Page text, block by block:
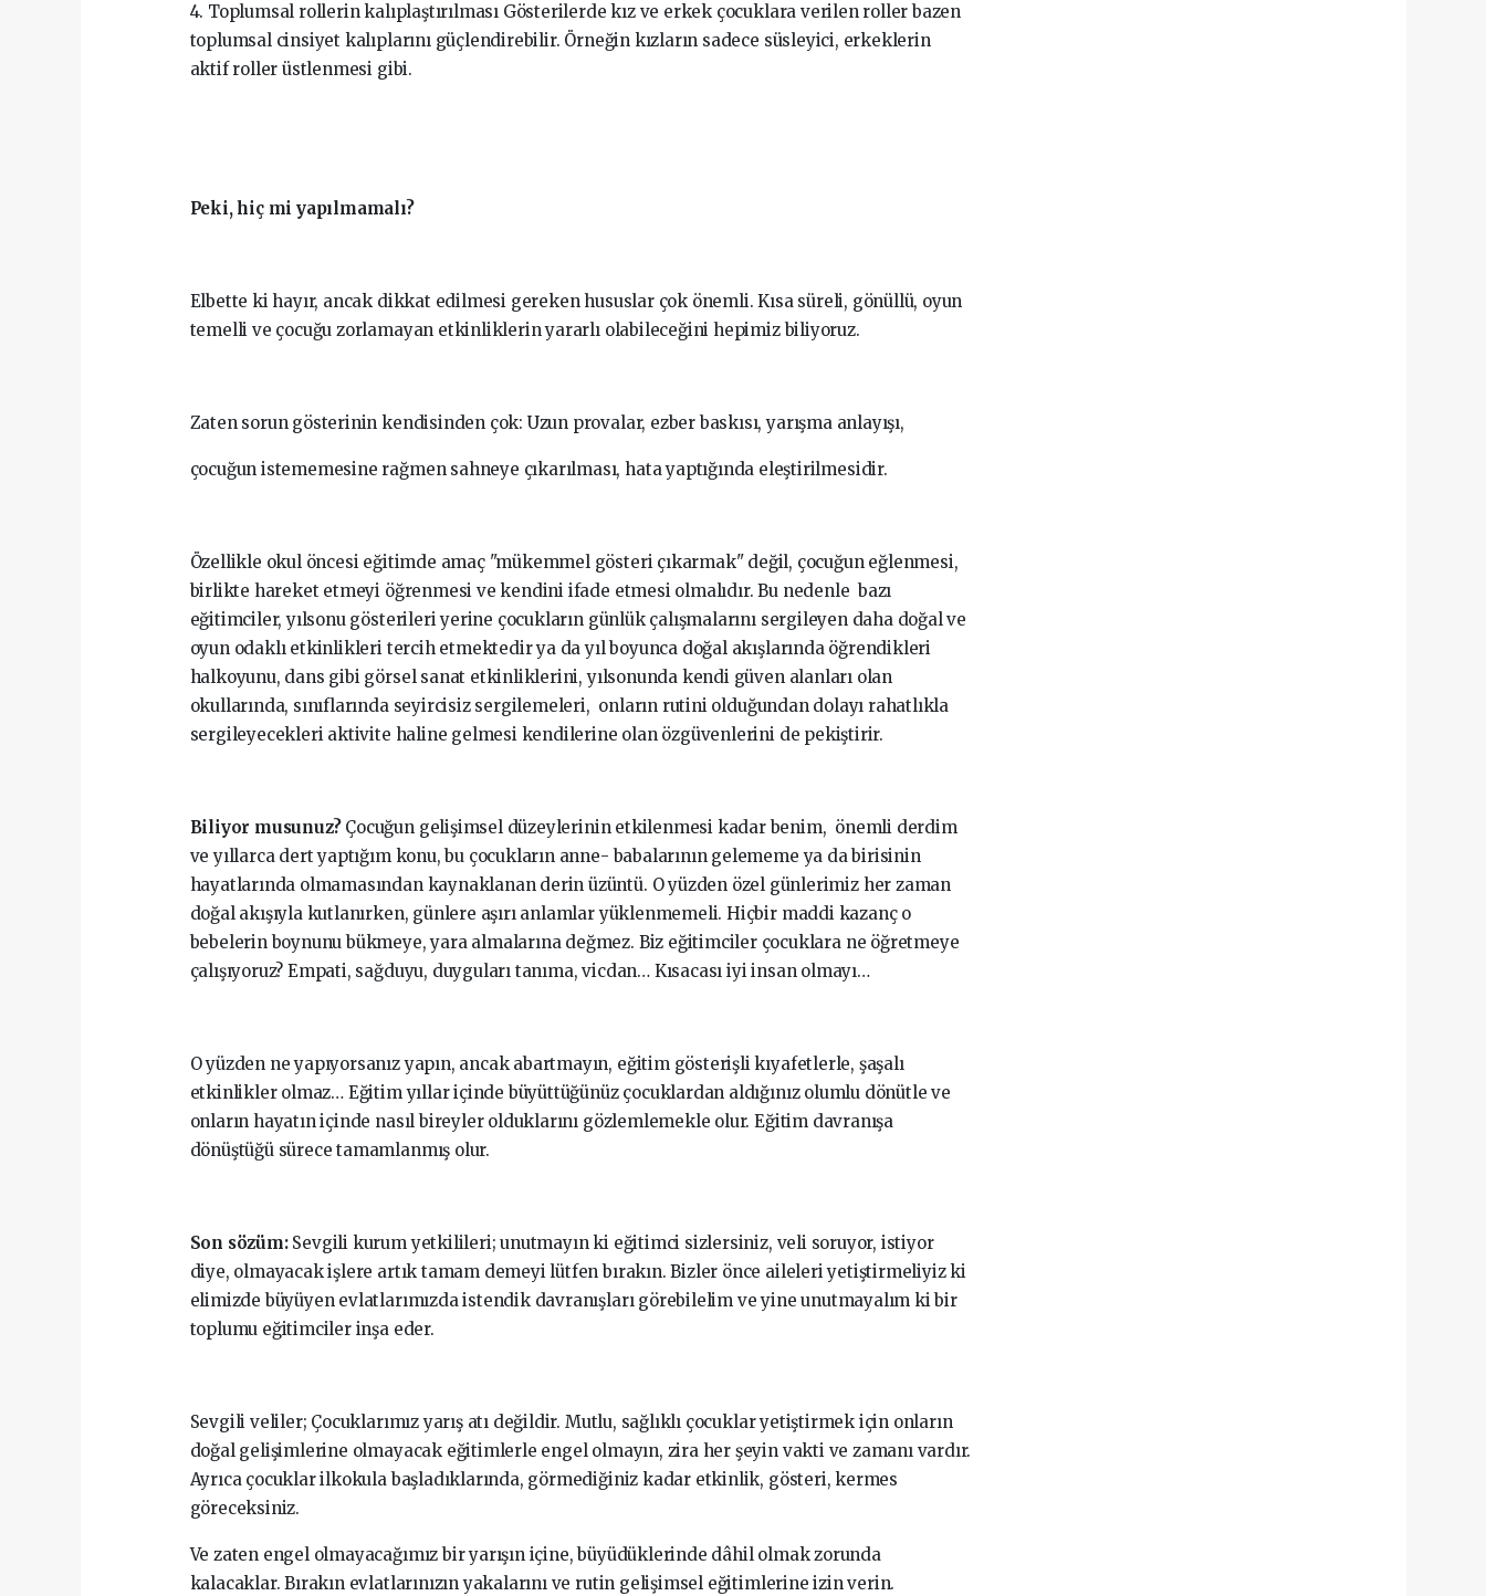
4. Toplumsal rollerin kalıplaştırılması Gösterilerde kız ve erkek çocuklara verilen roller bazen
toplumsal cinsiyet kalıplarını güçlendirebilir. Örneğin kızların sadece süsleyici, erkeklerin
aktif roller üstlenmesi gibi.
Peki, hiç mi yapılmamalı?
Elbette ki hayır, ancak dikkat edilmesi gereken hususlar çok önemli. Kısa süreli, gönüllü, oyun
temelli ve çocuğu zorlamayan etkinliklerin yararlı olabileceğini hepimiz biliyoruz.
Zaten sorun gösterinin kendisinden çok: Uzun provalar, ezber baskısı, yarışma anlayışı,
çocuğun istememesine rağmen sahneye çıkarılması, hata yaptığında eleştirilmesidir.
Özellikle okul öncesi eğitimde amaç "mükemmel gösteri çıkarmak" değil, çocuğun eğlenmesi,
birlikte hareket etmeyi öğrenmesi ve kendini ifade etmesi olmalıdır. Bu nedenle bazı
eğitimciler, yılsonu gösterileri yerine çocukların günlük çalışmalarını sergileyen daha doğal ve
oyun odaklı etkinlikleri tercih etmektedir ya da yıl boyunca doğal akışlarında öğrendikleri
halkoyunu, dans gibi görsel sanat etkinliklerini, yılsonunda kendi güven alanları olan
okullarında, sınıflarında seyircisiz sergilemeleri, onların rutini olduğundan dolayı rahatlıkla
sergileyecekleri aktivite haline gelmesi kendilerine olan özgüvenlerini de pekiştirir.
Biliyor musunuz?Çocuğun gelişimsel düzeylerinin etkilenmesi kadar benim, önemli derdim
ve yıllarca dert yaptığım konu, bu çocukların anne- babalarının gelememe ya da birisinin
hayatlarında olmamasından kaynaklanan derin üzüntü. O yüzden özel günlerimiz her zaman
doğal akışıyla kutlanırken, günlere aşırı anlamlar yüklenmemeli. Hiçbir maddi kazanç o
bebelerin boynunu bükmeye, yara almalarına değmez. Biz eğitimciler çocuklara ne öğretmeye
çalışıyoruz? Empati, sağduyu, duyguları tanıma, vicdan… Kısacası iyi insan olmayı…
O yüzden ne yapıyorsanız yapın, ancak abartmayın, eğitim gösterişli kıyafetlerle, şaşalı
etkinlikler olmaz… Eğitim yıllar içinde büyüttüğünüz çocuklardan aldığınız olumlu dönütle ve
onların hayatın içinde nasıl bireyler olduklarını gözlemlemekle olur. Eğitim davranışa
dönüştüğü sürece tamamlanmış olur.
Son sözüm:Sevgili kurum yetkilileri; unutmayın ki eğitimci sizlersiniz, veli soruyor, istiyor
diye, olmayacak işlere artık tamam demeyi lütfen bırakın. Bizler önce aileleri yetiştirmeliyiz ki
elimizde büyüyen evlatlarımızda istendik davranışları görebilelim ve yine unutmayalım ki bir
toplumu eğitimciler inşa eder.
Sevgili veliler; Çocuklarımız yarış atı değildir. Mutlu, sağlıklı çocuklar yetiştirmek için onların
doğal gelişimlerine olmayacak eğitimlerle engel olmayın, zira her şeyin vakti ve zamanı vardır.
Ayrıca çocuklar ilkokula başladıklarında, görmediğiniz kadar etkinlik, gösteri, kermes
göreceksiniz.
Ve zaten engel olmayacağımız bir yarışın içine, büyüdüklerinde dâhil olmak zorunda
kalacaklar. Bırakın evlatlarınızın yakalarını ve rutin gelişimsel eğitimlerine izin verin.